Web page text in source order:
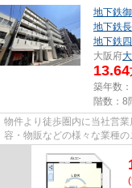
地下鉄
地下鉄
地下鉄
大阪府
13.64
築年数
階数：8
物件より徒歩圏内に当社営
容・物販などの様々な業種
尚、弊社ではおとり広告は一